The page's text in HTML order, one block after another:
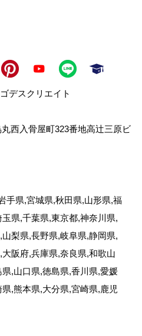
デスクリエイト
西入骨屋町323番地高辻三原ビ
手県,宮城県,秋田県,山形県,福
県,千葉県,東京都,神奈川県,
梨県,長野県,岐阜県,静岡県,
阪府,兵庫県,奈良県,和歌山
,山口県,徳島県,香川県,愛媛
,熊本県,大分県,宮崎県,鹿児